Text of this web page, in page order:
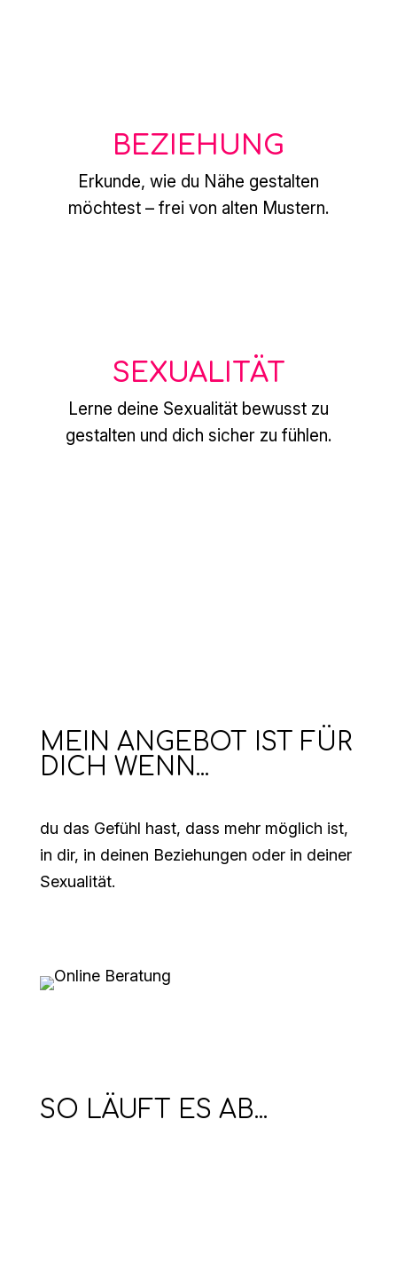
BEZIEHUNG
Erkunde, wie du Nähe gestalten
möchtest – frei von alten Mustern.
SEXUALITÄT
Lerne deine Sexualität bewusst zu
gestalten und dich sicher zu fühlen.
MEIN ANGEBOT IST FÜR
DICH WENN...
du das Gefühl hast, dass mehr möglich ist,
in dir, in deinen Beziehungen oder in deiner
Sexualität.
SO LÄUFT ES AB...